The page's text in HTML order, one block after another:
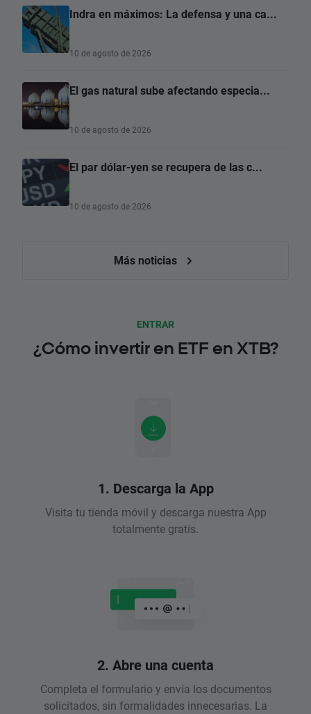
Indra en máximos: La defensa y una ca...
10 de agosto de 2026
El gas natural sube afectando especia...
10 de agosto de 2026
El par dólar-yen se recupera de las c...
10 de agosto de 2026
Más noticias
ENTRAR
¿Cómo invertir en ETF en XTB?
1. Descarga la App
Visita tu tienda móvil y descarga nuestra App
totalmente gratis.
2. Abre una cuenta
Completa el formulario y envía los documentos
solicitados, sin formalidades innecesarias. La